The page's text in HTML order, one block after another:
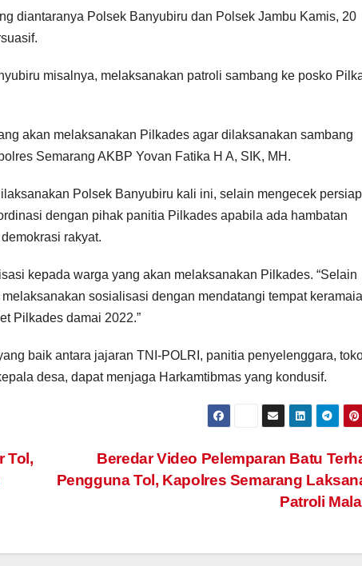
diantaranya Polsek Banyubiru dan Polsek Jambu Kamis, 20
misalnya, melaksanakan patroli sambang ke posko
akan melaksanakan Pilkades agar dilaksanakan sambang
Semarang AKBP Yovan Fatika H A, SIK, MH.
Polsek Banyubiru kali ini, selain mengecek
dengan pihak panitia Pilkades apabila ada hambatan
rakyat.
kepada warga yang akan melaksanakan Pilkades. “Selain
sosialisasi dengan mendatangi tempat
Pilkades damai 2022.”
baik antara jajaran TNI-POLRI, panitia penyelenggara,
desa, dapat menjaga Harkamtibmas yang kondusif.
Beredar Video Pelemparan Batu
Pengguna Tol, Kapolres Semarang
Patroli
Tol,